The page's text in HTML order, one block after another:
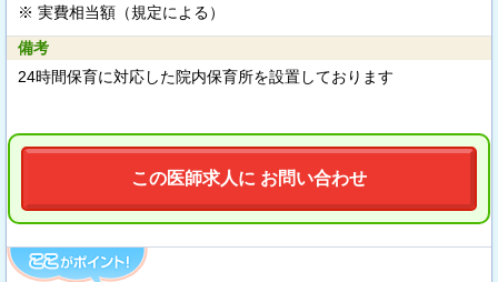
※ 実費相当額（規定による）
備考
24時間保育に対応した院内保育所を設置しております
この医師求人に お問い合わせ